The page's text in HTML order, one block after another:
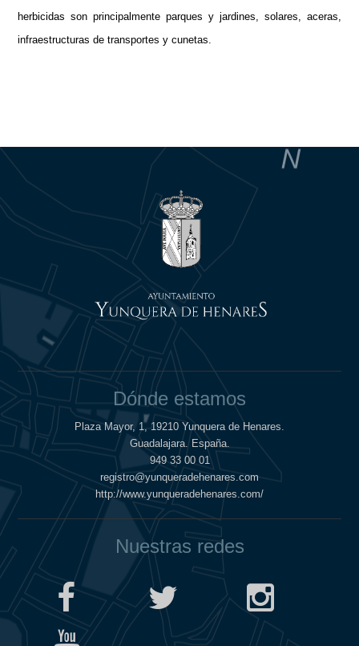
herbicidas son principalmente parques y jardines, solares, aceras,
infraestructuras de transportes y cunetas.
Dónde estamos
Plaza Mayor, 1, 19210 Yunquera de Henares.
Guadalajara. España.
949 33 00 01
registro@yunqueradehenares.com
http://www.yunqueradehenares.com/
Nuestras redes